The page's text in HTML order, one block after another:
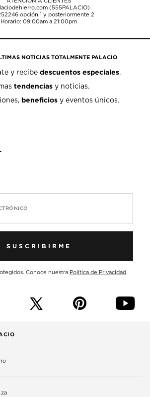
(555PALACIO)
opción 1 y posteriormente 2
Horario: 09:00am a 21:00pm
NOTICIAS TOTALMENTE PALACIO
y recibedescuentos especiales.
tendencias y noticias.
beneficios y eventos únicos.
SUSCRIBIRME
Conoce nuestra Política de Privacidad
p y